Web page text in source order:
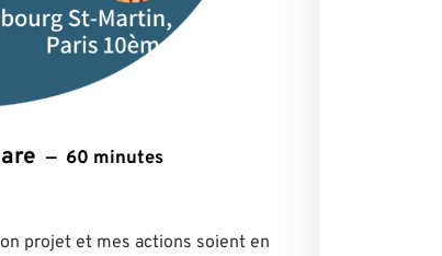
60 minutes
projet et mes actions soient en